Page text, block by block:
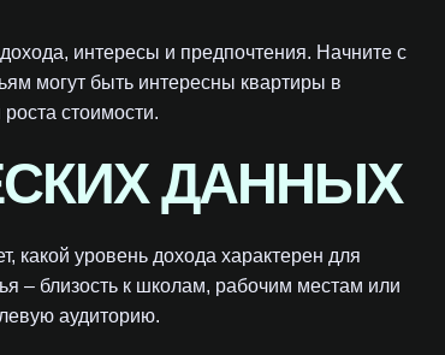
интересы и предпочтения. Начните с
могут быть интересны квартиры в
стоимости.
ДАННЫХ
какой уровень дохода характерен для
– близость к школам, рабочим местам или
аудиторию.